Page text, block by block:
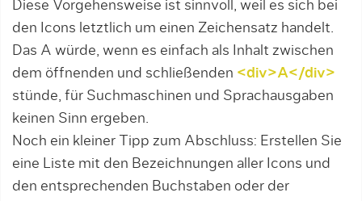
Diese Vorgehensweise ist sinnvoll, weil es sich bei
den Icons letztlich um einen Zeichensatz handelt.
Das A würde, wenn es einfach als Inhalt zwischen
dem öffnen­den und schließenden <div>A</div>
stünde, für Suchmaschinen und Sprachausgaben
keinen Sinn ergeben.
Noch ein kleiner Tipp zum Abschluss: Erstellen Sie
eine Liste mit den Bezeichnun­gen aller Icons und
den entsprechen­den Buchstaben oder der